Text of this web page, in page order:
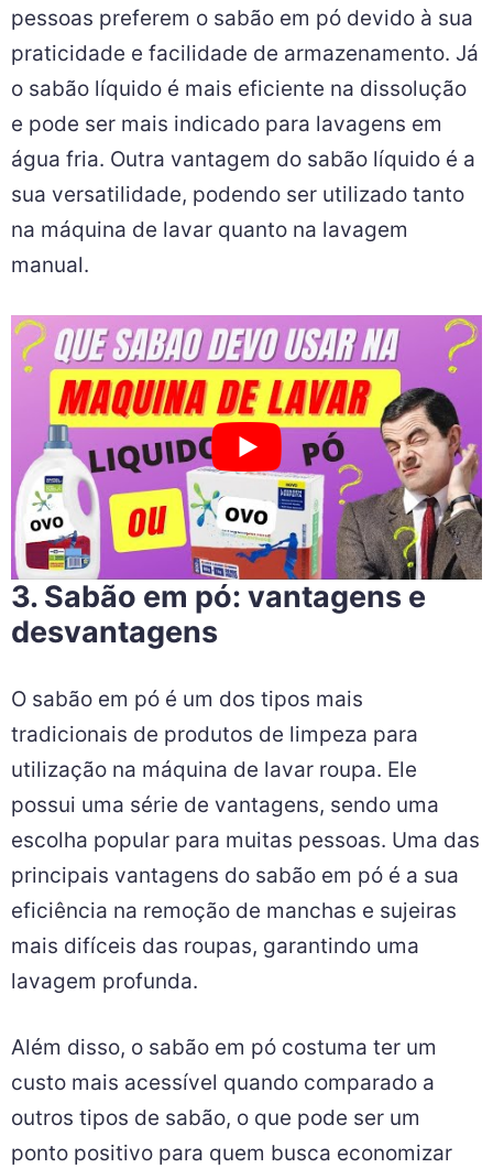
pessoas preferem o sabão em pó devido à sua
praticidade e facilidade de armazenamento. Já
o sabão líquido é mais eficiente na dissolução
e pode ser mais indicado para lavagens em
água fria. Outra vantagem do sabão líquido é a
sua versatilidade, podendo ser utilizado tanto
na máquina de lavar quanto na lavagem
manual.
3. Sabão em pó: vantagens e
desvantagens
O sabão em pó é um dos tipos mais
tradicionais de produtos de limpeza para
utilização na máquina de lavar roupa. Ele
possui uma série de vantagens, sendo uma
escolha popular para muitas pessoas. Uma das
principais vantagens do sabão em pó é a sua
eficiência na remoção de manchas e sujeiras
mais difíceis das roupas, garantindo uma
lavagem profunda.
Além disso, o sabão em pó costuma ter um
custo mais acessível quando comparado a
outros tipos de sabão, o que pode ser um
ponto positivo para quem busca economizar